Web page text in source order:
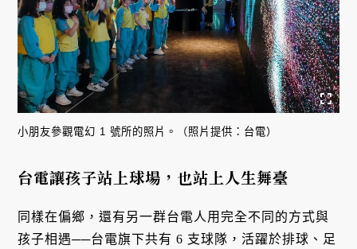
小朋友參觀電幻 1 號所的照片。（照片提供：台電）
台電讓孩子站上球場，也站上人生舞臺
同樣在偏鄉，還有另一群台電人用完全不同的方式與
孩子相遇──台電旗下共有 6 支球隊，活躍於排球、足